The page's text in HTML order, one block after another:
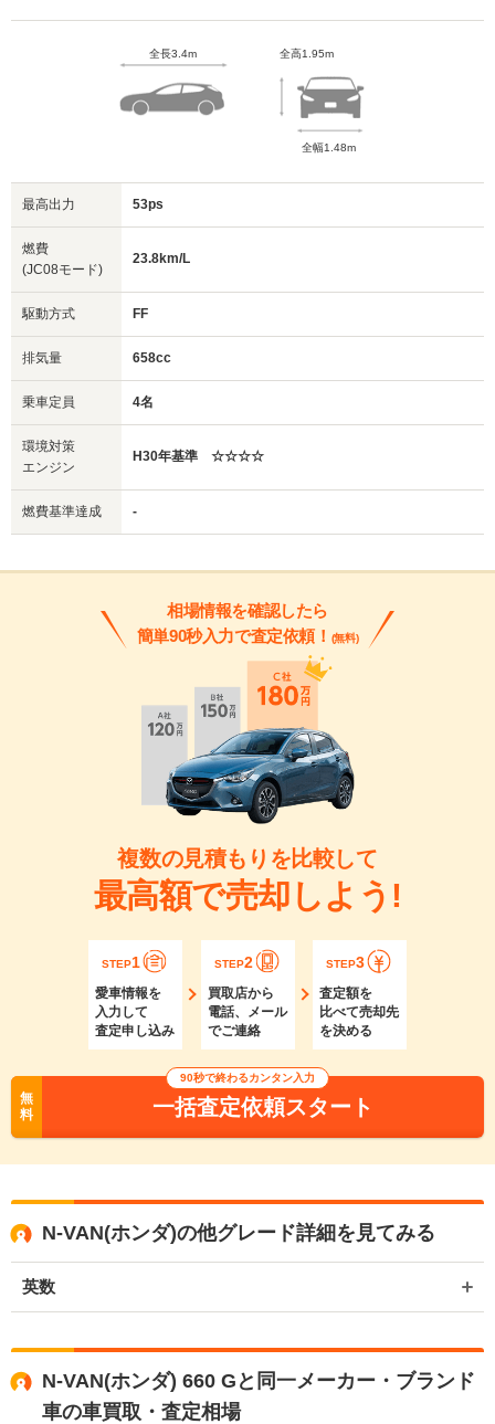
全長3.4m 全高1.95m
全幅1.48m
最高出力 53ps
燃費
(JC08モード)
23.8km/L
駆動方式 FF
排気量 658cc
乗車定員 4名
環境対策
エンジン
H30年基準 ☆☆☆☆
燃費基準達成 -
相場情報を確認したら
簡単90秒入力で査定依頼！ (無料)
複数の見積もりを比較して
最高額で売却しよう!
STEP1
愛車情報を
入力して
査定申し込み
STEP2
買取店から
電話、メール
でご連絡
STEP3
査定額を
比べて売却先
を決める
無
料
90秒で終わるカンタン入力
一括査定依頼スタート
N-VAN(ホンダ)の他グレード詳細を見てみる
英数
N-VAN(ホンダ) 660 Gと同一メーカー・ブランド
車の車買取・査定相場